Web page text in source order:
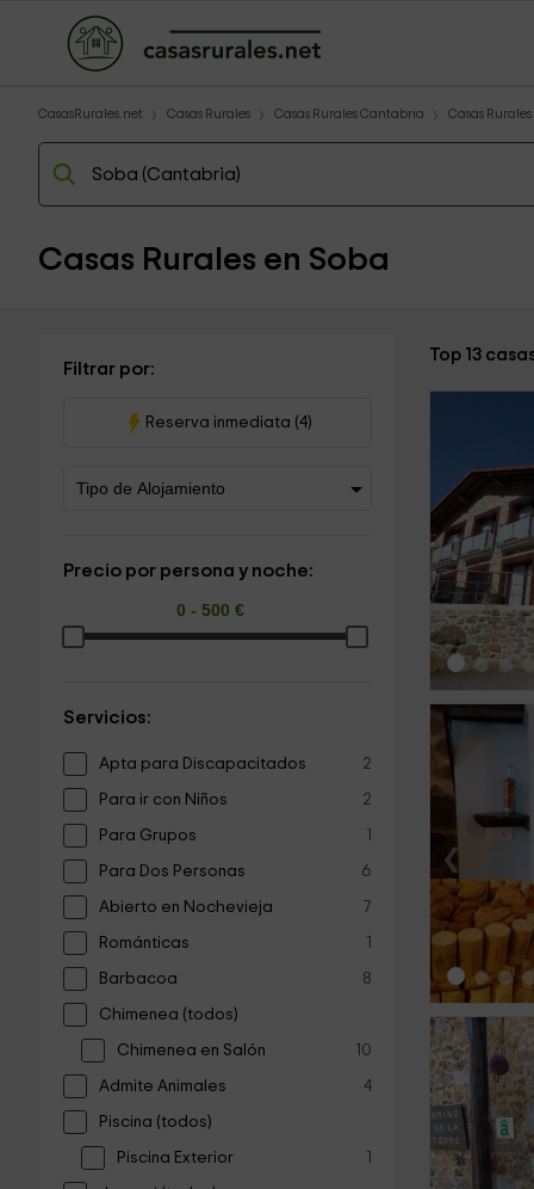
CasasRurales.net Casas Rurales Casas Rurales Cantabria Casas
Casas Rurales en Soba
Filtrar por:
Reserva inmediata (4)
Precio por persona y noche:
Servicios:
Apta para Discapacitados 2
Para ir con Niños 2
Para Grupos 1
Para Dos Personas 6
Abierto en Nochevieja 7
Románticas 1
Barbacoa 8
Chimenea (todos)
Chimenea en Salón 10
Admite Animales 4
Piscina (todos)
Piscina Exterior 1
Top 13
‹
‹
‹